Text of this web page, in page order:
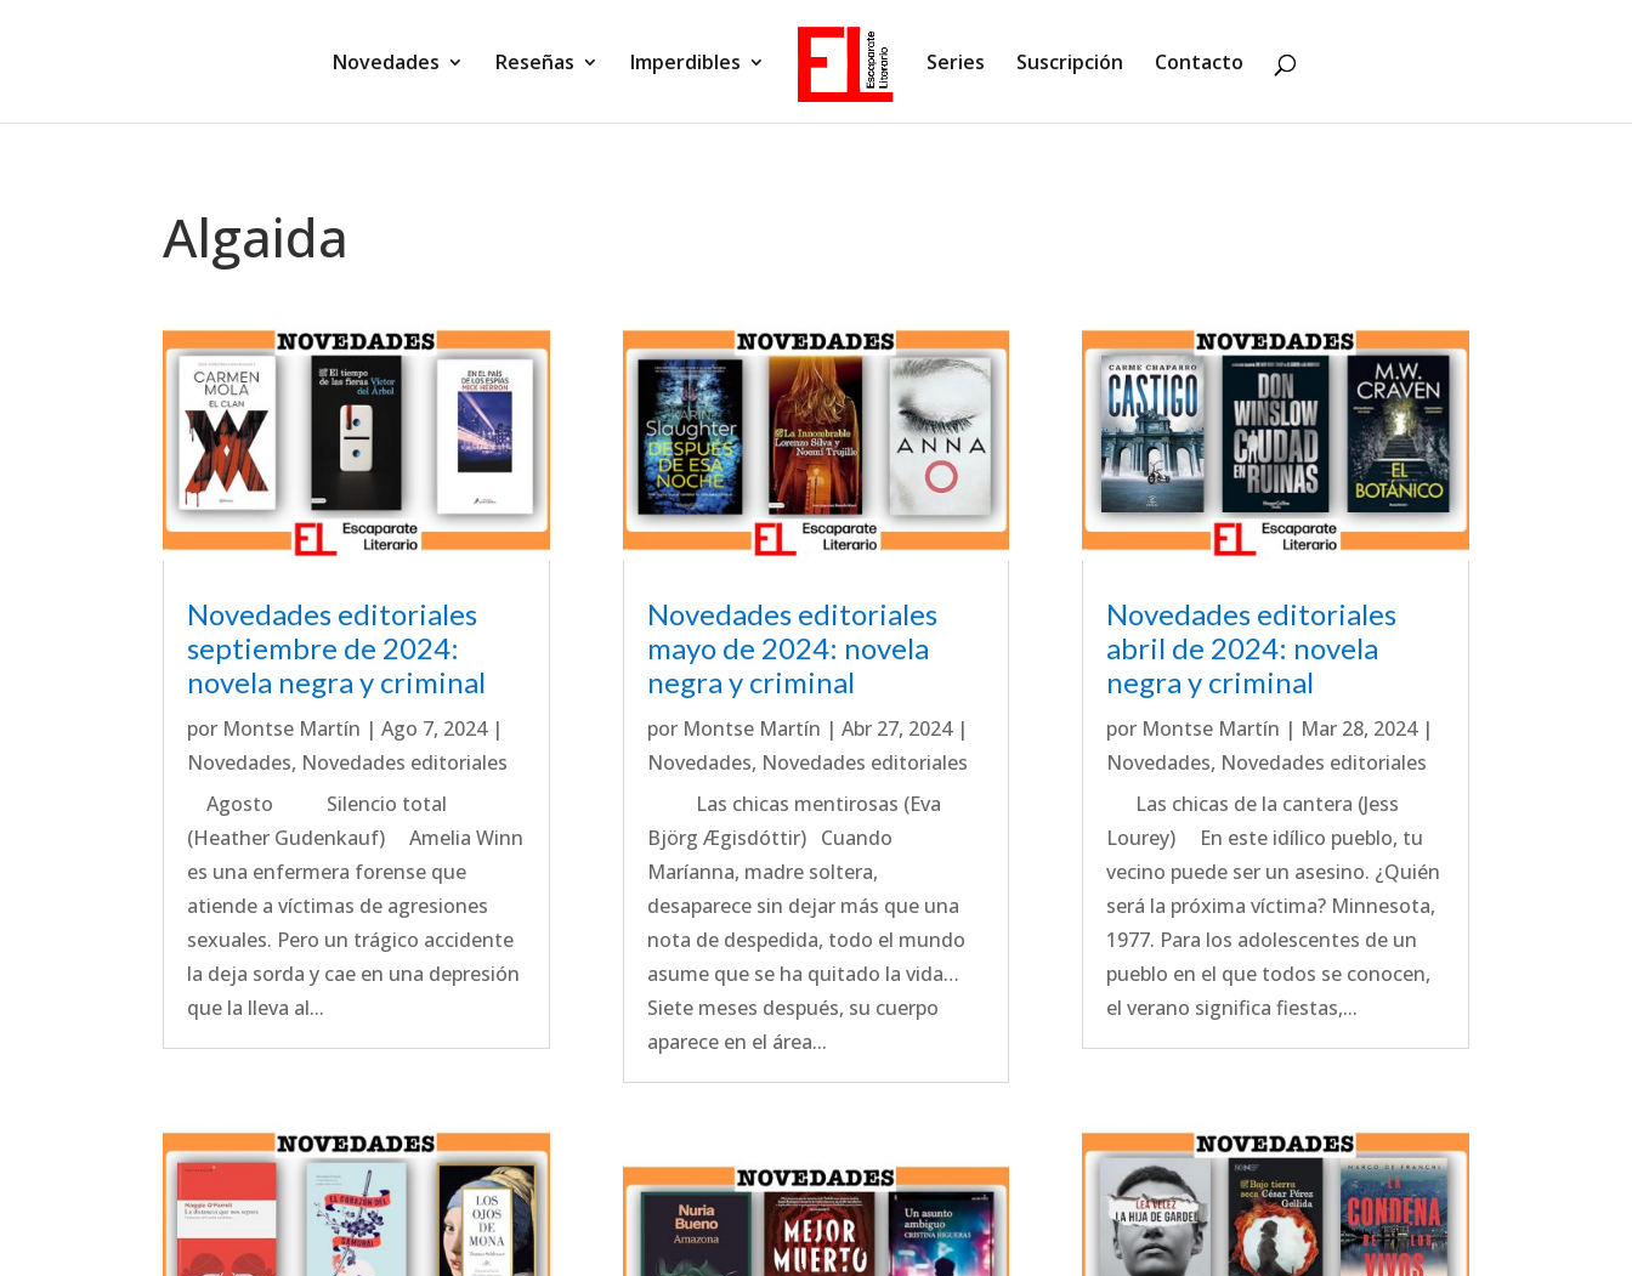
Novedades Reseñas Imperdibles Series Suscripción Contacto
Algaida
Novedades editoriales
septiembre de 2024:
novela negra y criminal
por Montse Martín |Ago 7, 2024|
Novedades, Novedades editoriales
Agosto Silencio total
(Heather Gudenkauf) Amelia Winn
es una enfermera forense que
atiende a víctimas de agresiones
sexuales. Pero un trágico accidente
la deja sorda y cae en una depresión
que la lleva al...
Novedades editoriales
mayo de 2024: novela
negra y criminal
por Montse Martín | Abr 27, 2024|
Novedades, Novedades editoriales
Las chicas mentirosas (Eva
Björg Ægisdóttir) Cuando
Maríanna, madre soltera,
desaparece sin dejar más que una
nota de despedida, todo el mundo
asume que se ha quitado la vida…
Siete meses después, su cuerpo
aparece en el área...
Novedades editoriales
abril de 2024: novela
negra y criminal
por Montse Martín | Mar 28, 2024|
Novedades, Novedades editoriales
Las chicas de la cantera (Jess
Lourey) En este idílico pueblo, tu
vecino puede ser un asesino. ¿Quién
será la próxima víctima? Minnesota,
1977. Para los adolescentes de un
pueblo en el que todos se conocen,
el verano significa fiestas,...